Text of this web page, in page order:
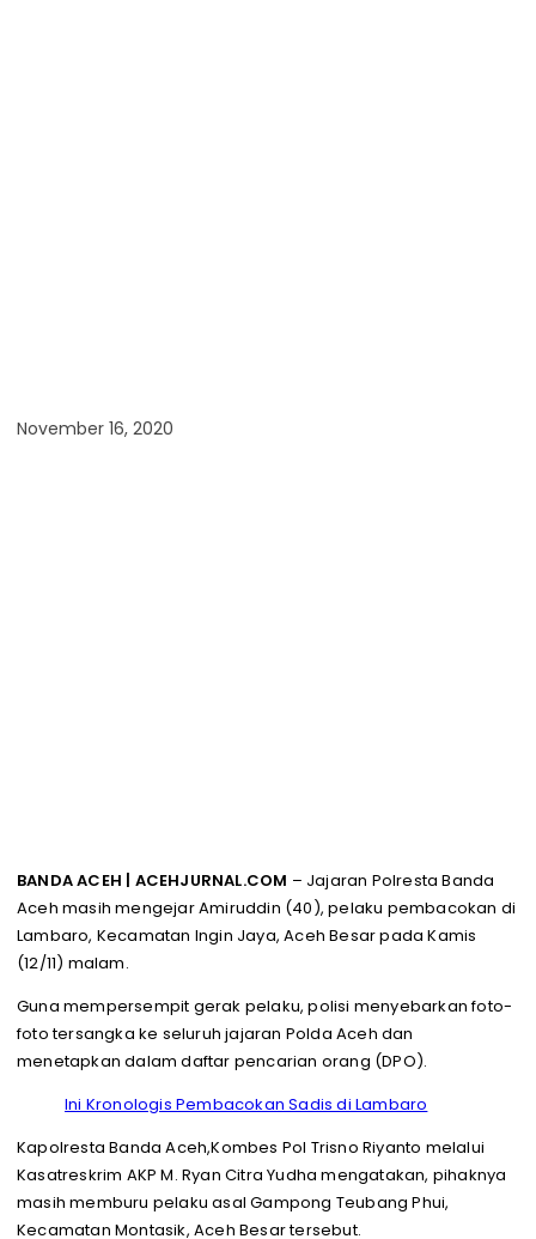
November 16, 2020
BANDA ACEH | ACEHJURNAL.COM – Jajaran Polresta Banda
Aceh masih mengejar Amiruddin (40), pelaku pembacokan di
Lambaro, Kecamatan Ingin Jaya, Aceh Besar pada Kamis
(12/11) malam.
Guna mempersempit gerak pelaku, polisi menyebarkan foto-
foto tersangka ke seluruh jajaran Polda Aceh dan
menetapkan dalam daftar pencarian orang (DPO).
Ini Kronologis Pembacokan Sadis di Lambaro
Kapolresta Banda Aceh,Kombes Pol Trisno Riyanto melalui
Kasatreskrim AKP M. Ryan Citra Yudha mengatakan, pihaknya
masih memburu pelaku asal Gampong Teubang Phui,
Kecamatan Montasik, Aceh Besar tersebut.